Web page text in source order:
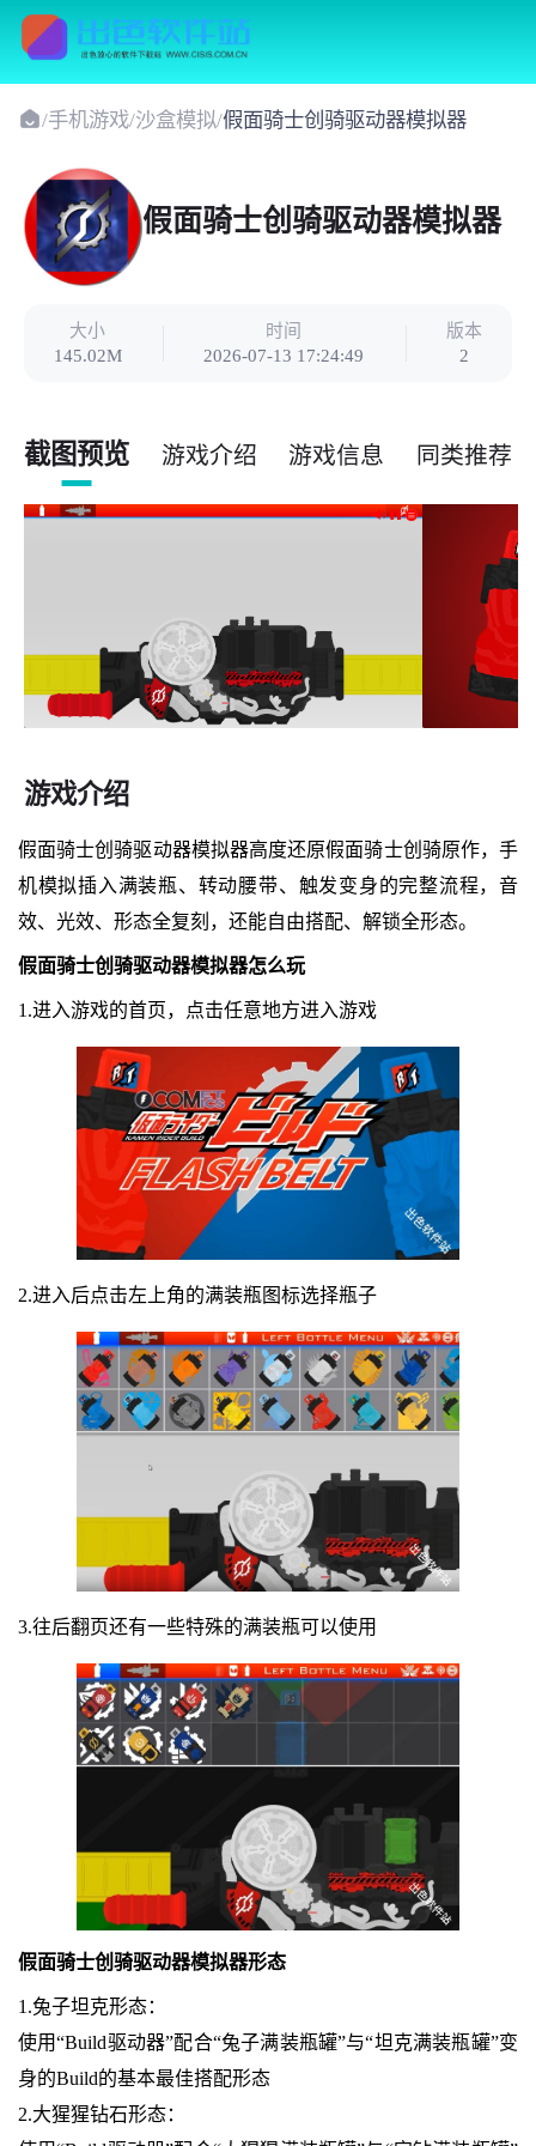
/手机游戏/沙盒模拟/假面骑士创骑驱动器模拟器
假面骑士创骑驱动器模拟器
大小
145.02M
时间
2026-07-13 17:24:49
版本
2
截图预览 游戏介绍 游戏信息 同类推荐
游戏介绍
假面骑士创骑驱动器模拟器高度还原假面骑士创骑原作，手
机模拟插入满装瓶、转动腰带、触发变身的完整流程，音
效、光效、形态全复刻，还能自由搭配、解锁全形态。
假面骑士创骑驱动器模拟器怎么玩
1.进入游戏的首页，点击任意地方进入游戏
2.进入后点击左上角的满装瓶图标选择瓶子
3.往后翻页还有一些特殊的满装瓶可以使用
假面骑士创骑驱动器模拟器形态
1.兔子坦克形态：
使用“Build驱动器”配合“兔子满装瓶罐”与“坦克满装瓶罐”变
身的Build的基本最佳搭配形态
2.大猩猩钻石形态：